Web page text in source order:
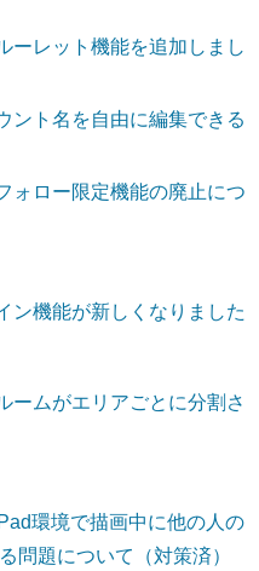
ーレット機能を追加しまし
ント名を自由に編集できる
ォロー限定機能の廃止につ
ン機能が新しくなりました
ームがエリアごとに分割さ
環境で描画中に他の人の
問題について（対策済）